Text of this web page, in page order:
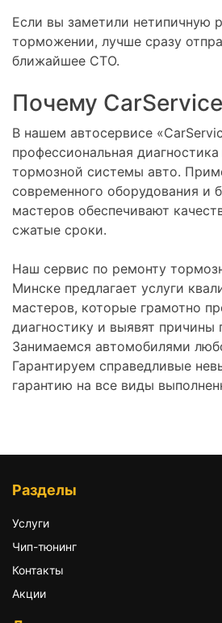
Если вы заметили нетипичную
торможении, лучше сразу
ближайшее СТО.
Почему
В нашем автосервисе
профессиональная
тормозной системы авто.
современного оборудования и
мастеров обеспечивают
сжатые сроки.
Наш сервис по ремонту
Минске предлагает услуги
мастеров, которые грамотно
диагностику и выявят причины
Занимаемся автомобилями
Гарантируем справедливые
гарантию на все виды
Разделы
Услуги
Чип-тюнинг
Контакты
Акции